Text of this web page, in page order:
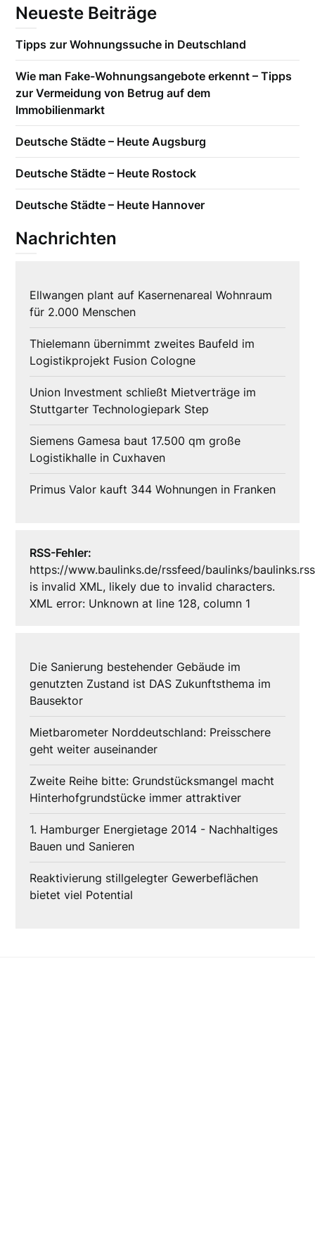
Neueste Beiträge
Tipps zur Wohnungssuche in Deutschland
Wie man Fake-Wohnungsangebote erkennt – Tipps
zur Vermeidung von Betrug auf dem
Immobilienmarkt
Deutsche Städte – Heute Augsburg
Deutsche Städte – Heute Rostock
Deutsche Städte – Heute Hannover
Nachrichten
Ellwangen plant auf Kasernenareal Wohnraum
für 2.000 Menschen
Thielemann übernimmt zweites Baufeld im
Logistikprojekt Fusion Cologne
Union Investment schließt Mietverträge im
Stuttgarter Technologiepark Step
Siemens Gamesa baut 17.500 qm große
Logistikhalle in Cuxhaven
Primus Valor kauft 344 Wohnungen in Franken
RSS-Fehler:
https://www.baulinks.de/rssfeed/baulinks/baulinks.rss
is invalid XML, likely due to invalid characters.
XML error: Unknown at line 128, column 1
Die Sanierung bestehender Gebäude im
genutzten Zustand ist DAS Zukunftsthema im
Bausektor
Mietbarometer Norddeutschland: Preisschere
geht weiter auseinander
Zweite Reihe bitte: Grundstücksmangel macht
Hinterhofgrundstücke immer attraktiver
1. Hamburger Energietage 2014 - Nachhaltiges
Bauen und Sanieren
Reaktivierung stillgelegter Gewerbeflächen
bietet viel Potential